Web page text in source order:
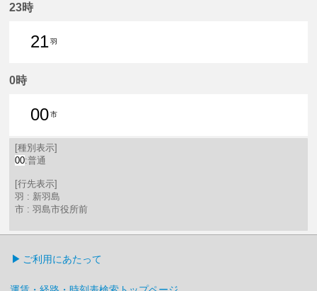
23時
21羽
0時
00
0分はつ 普通羽島市役所前いき
市
[種別表示]
00:普通
[行先表示]
羽 : 新羽島
市 : 羽島市役所前
ご利用にあたって